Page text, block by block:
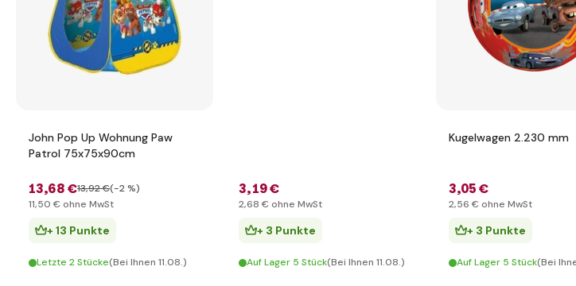
John Pop Up Wohnung Paw
Patrol 75x75x90cm
13,68 €13,92 €(-2 %)
11,50 € ohne MwSt
+ 13 Punkte
Letzte 2 Stücke(Bei Ihnen 11.08.)
3,19 €
2,68 € ohne MwSt
+ 3 Punkte
Auf Lager 5 Stück(Bei Ihnen 11.08.)
Kugelwagen 2.230 mm
3,05 €
2,56 € ohne MwSt
+ 3 Punkte
Auf Lager 5 Stück(Bei